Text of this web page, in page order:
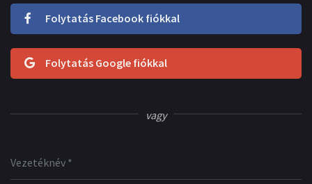
Folytatás Facebook fiókkal
Folytatás Google fiókkal
vagy